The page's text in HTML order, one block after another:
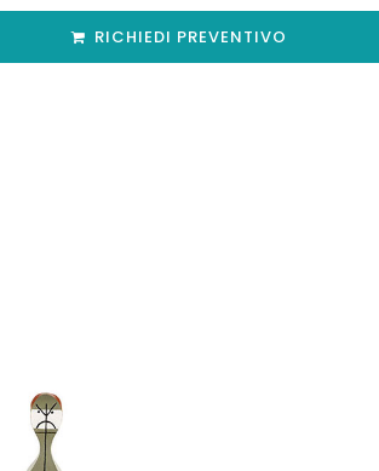
RICHIEDI PREVENTIVO